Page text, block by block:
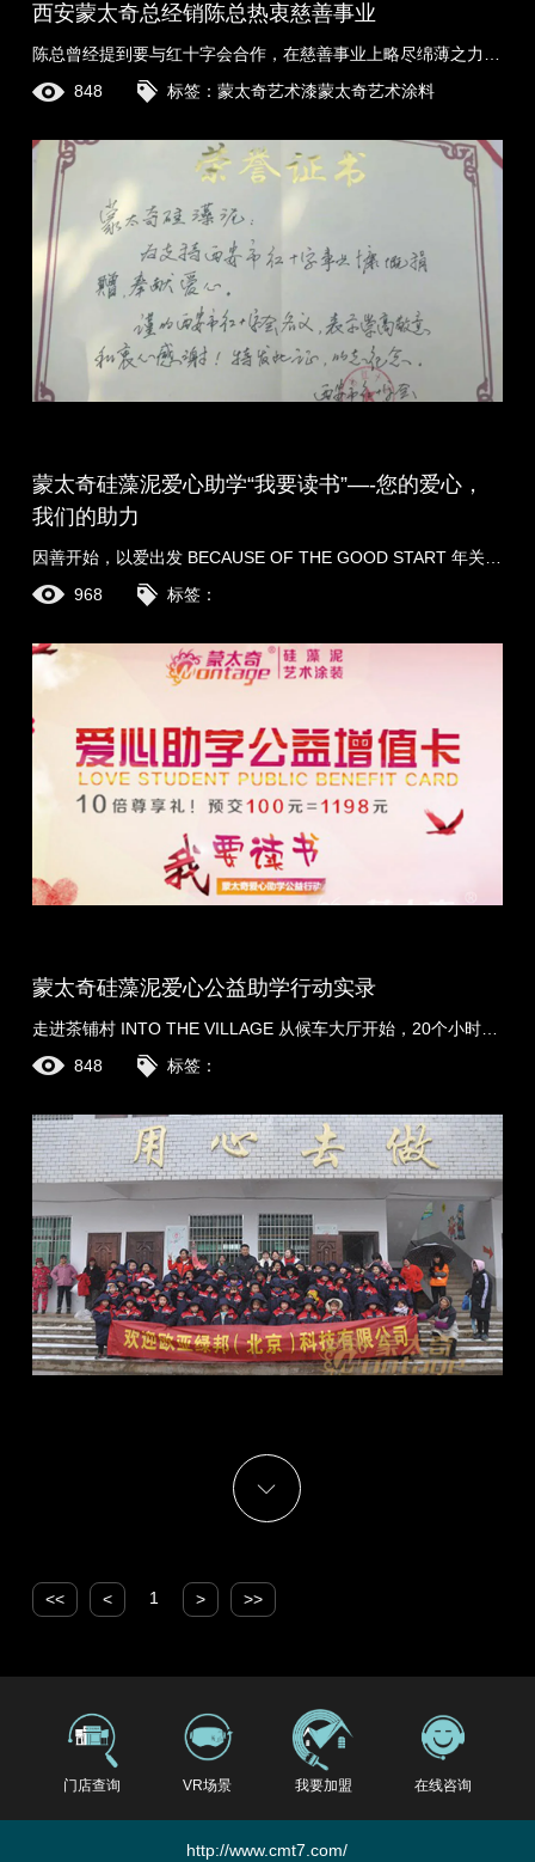
西安蒙太奇总经销陈总热衷慈善事业
陈总曾经提到要与红十字会合作，在慈善事业上略尽绵薄之力。如今，陈总兑现了她的诺言，并得到了由红十字会颁发的荣誉证书。蒙太奇记者有幸再次采访到陈总。
848
标签： 蒙太奇艺术漆蒙太奇艺术涂料
蒙太奇硅藻泥爱心助学“我要读书”—-您的爱心，
我们的助力
因善开始，以爱出发 BECAUSE OF THE GOOD START 年关将至，蒙太奇总部携各地经销商一起，开展“我要读书–蒙太奇爱心助学公益行动”向贫困山区小学捐赠“蒙太奇爱心图......
968
标签：
蒙太奇硅藻泥爱心公益助学行动实录
走进茶铺村 INTO THE VILLAGE 从候车大厅开始，20个小时的旅程，一段不长却意义非凡的旅程。列车晚点，与时间的竞速;迷途半路，体验淳朴乡情;环游山间，领略湘楚自......
848
标签：
<< < 1 > >>
门店查询 VR场景 我要加盟 在线咨询
http://www.cmt7.com/